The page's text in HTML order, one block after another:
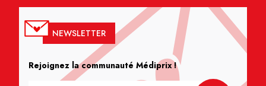
NEWSLETTER
Rejoignez la communauté Médiprix !